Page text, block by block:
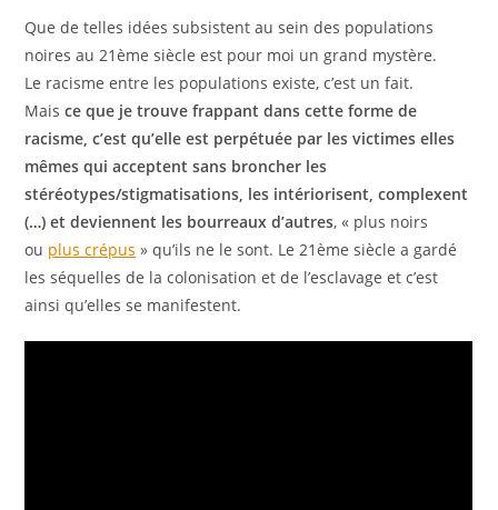
Que de telles idées subsistent au sein des populations
noires au 21ème siècle est pour moi un grand mystère.
Le racisme entre les populations existe, c’est un fait.
Maisce que je trouve frappant dans cette forme de
racisme, c’est qu’elle est perpétuée par les victimes elles
mêmes qui acceptent sans broncher les
stéréotypes/stigmatisations, les intériorisent, complexent
(…) et deviennent les bourreaux d’autres, « plus noirs
ou plus crépus » qu’ils ne le sont. Le 21ème siècle a gardé
les séquelles de la colonisation et de l’esclavage et c’est
ainsi qu’elles se manifestent.